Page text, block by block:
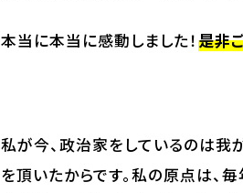
本当に本当に感動しました！是非
私が今、政治家をしているのは
を頂いたからです。私の原点は、